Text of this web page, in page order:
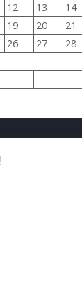
12 13 14
19 20 21
26 27 28